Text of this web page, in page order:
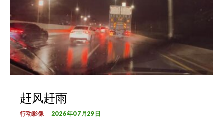
赶风赶雨
行动影像 2026年07月29日